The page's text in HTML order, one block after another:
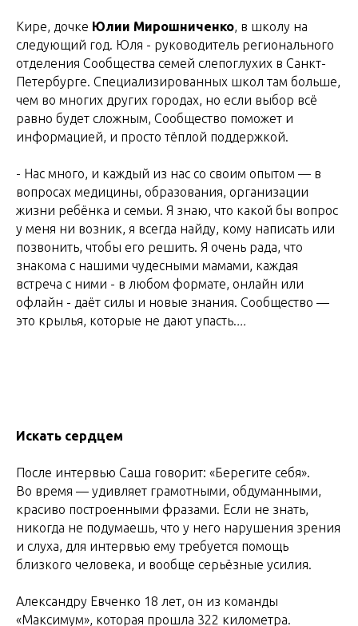
Кире, дочке Юлии Мирошниченко, в школу на
следующий год. Юля - руководитель регионального
отделения Сообщества семей слепоглухих в Санкт-
Петербурге. Специализированных школ там больше,
чем во многих других городах, но если выбор всё
равно будет сложным, Сообщество поможет и
информацией, и просто тёплой поддержкой.
- Нас много, и каждый из нас со своим опытом — в
вопросах медицины, образования, организации
жизни ребёнка и семьи. Я знаю, что какой бы вопрос
у меня ни возник, я всегда найду, кому написать или
позвонить, чтобы его решить. Я очень рада, что
знакома с нашими чудесными мамами, каждая
встреча с ними - в любом формате, онлайн или
офлайн - даёт силы и новые знания. Сообщество —
это крылья, которые не дают упасть....
Искать сердцем
После интервью Саша говорит: «Берегите себя».
Во время — удивляет грамотными, обдуманными,
красиво построенными фразами. Если не знать,
никогда не подумаешь, что у него нарушения зрения
и слуха, для интервью ему требуется помощь
близкого человека, и вообще серьёзные усилия.
Александру Евченко 18 лет, он из команды
«Максимум», которая прошла 322 километра.